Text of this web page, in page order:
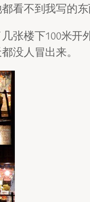
看不到我写的东
张楼下100米
没人冒出来。